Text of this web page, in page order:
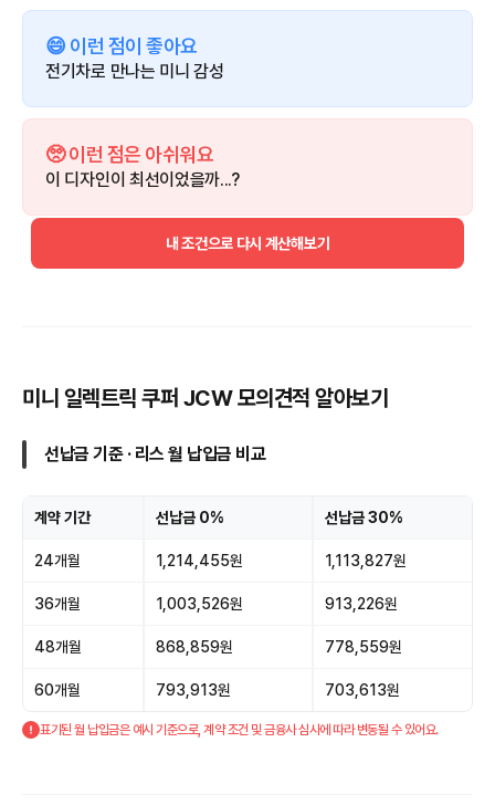
😄 이런 점이 좋아요
전기차로 만나는 미니 감성
🥺 이런 점은 아쉬워요
이 디자인이 최선이었을까...?
내 조건으로 다시 계산해보기
미니 일렉트릭 쿠퍼 JCW 모의견적 알아보기
선납금 기준 · 리스 월 납입금 비교
계약 기간 선납금 0% 선납금 30%
24개월 1,214,455원 1,113,827원
36개월 1,003,526원 913,226원
48개월 868,859원 778,559원
60개월 793,913원 703,613원
표기된 월 납입금은 예시 기준으로, 계약 조건 및 금융사 심사에 따라 변동될 수 있어요.